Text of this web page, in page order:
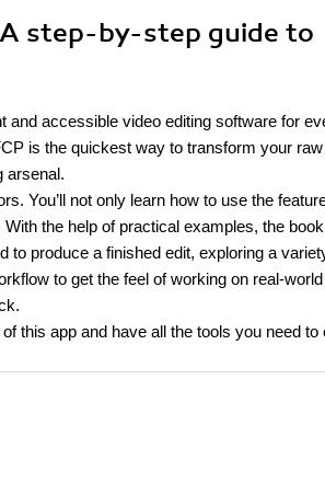
step-by-step guide to
and accessible video editing software for
is the quickest way to transform your
arsenal.
You’ll not only learn how to use the
the help of practical examples, the
produce a finished edit, exploring a
to get the feel of working on real-world
this app and have all the tools you need to